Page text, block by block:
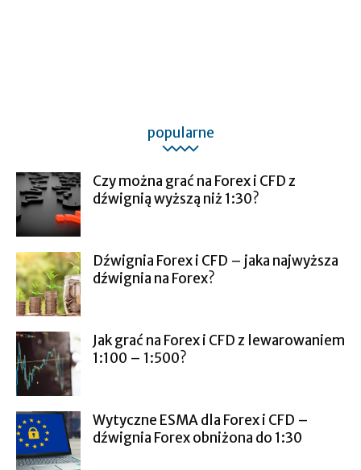
popularne
Czy można grać na Forex i CFD z
dźwignią wyższą niż 1:30?
Dźwignia Forex i CFD – jaka najwyższa
dźwignia na Forex?
Jak grać na Forex i CFD z lewarowaniem
1:100 – 1:500?
Wytyczne ESMA dla Forex i CFD –
dźwignia Forex obniżona do 1:30